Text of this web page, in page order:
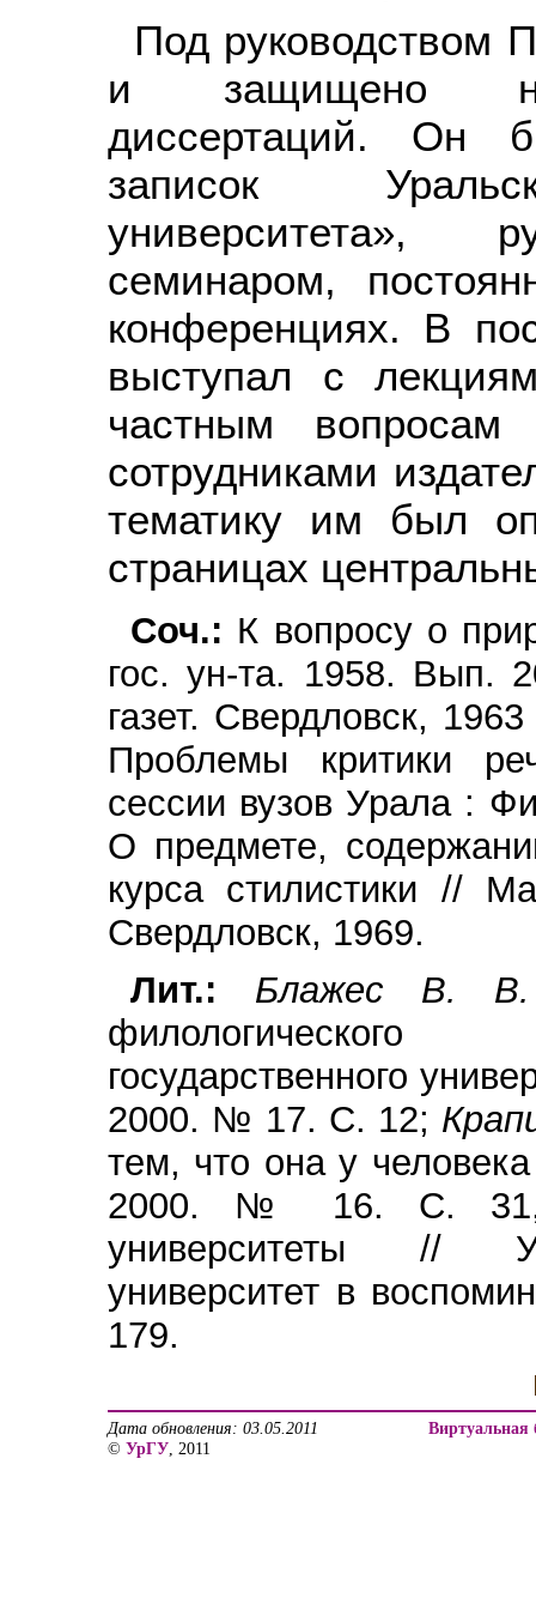
Под руководством
и защищено
диссертаций. Он
записок
университета»,
семинаром,
конференциях. В
выступал с
частным вопросам
сотрудниками
тематику им был
страницах
Соч.: К вопросу о
гос. ун-та. 1958. Вып.
газет. Свердловск,
Проблемы критики
сессии вузов Урала :
О предмете,
курса стилистики //
Свердловск, 1969.
Лит.:
Блажес В.
филологического
государственного
2000. № 17. С. 12;
тем, что она у
2000. № 16. С.
университеты //
университет в
179.
Дата обновления: 03.05.2011
© УрГУ , 2011
Виртуальная